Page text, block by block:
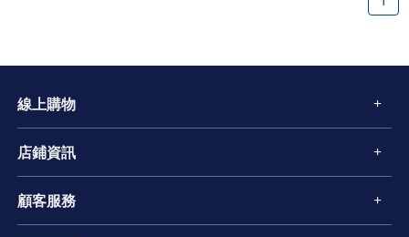
線上購物
店鋪資訊
顧客服務